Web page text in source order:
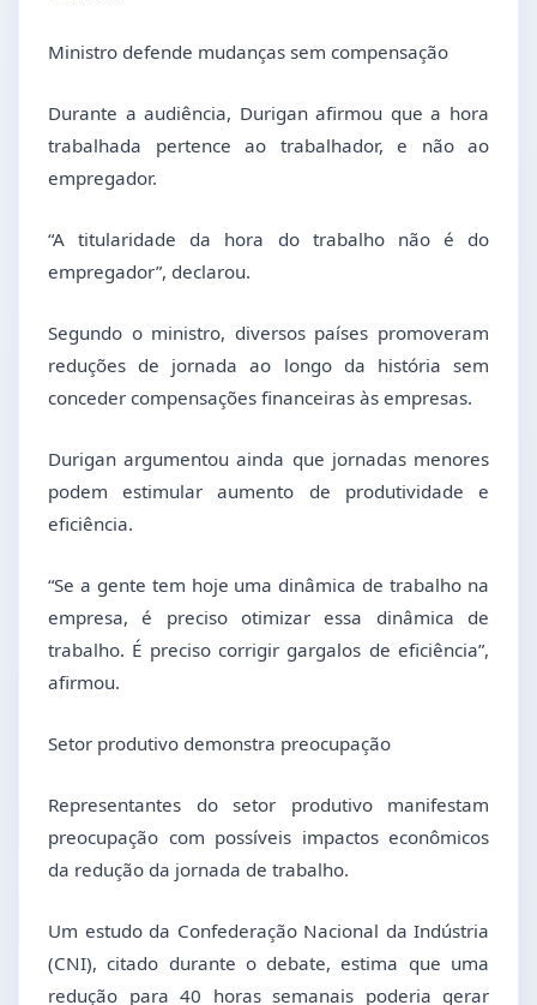
Ministro defende mudanças sem compensação
Durante a audiência, Durigan afirmou que a hora
trabalhada pertence ao trabalhador, e não ao
empregador.
“A titularidade da hora do trabalho não é do
empregador”, declarou.
Segundo o ministro, diversos países promoveram
reduções de jornada ao longo da história sem
conceder compensações financeiras às empresas.
Durigan argumentou ainda que jornadas menores
podem estimular aumento de produtividade e
eficiência.
“Se a gente tem hoje uma dinâmica de trabalho na
empresa, é preciso otimizar essa dinâmica de
trabalho. É preciso corrigir gargalos de eficiência”,
afirmou.
Setor produtivo demonstra preocupação
Representantes do setor produtivo manifestam
preocupação com possíveis impactos econômicos
da redução da jornada de trabalho.
Um estudo da Confederação Nacional da Indústria
(CNI), citado durante o debate, estima que uma
redução para 40 horas semanais poderia gerar